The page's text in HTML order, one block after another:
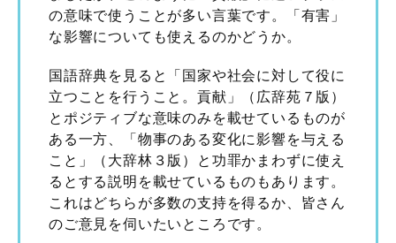
の意味で使うことが多い言葉です。「有害」
な影響についても使えるのかどうか。
国語辞典を見ると「国家や社会に対して役に
立つことを行うこと。貢献」（広辞苑７版）
とポジティブな意味のみを載せているものが
ある一方、「物事のある変化に影響を与える
こと」（大辞林３版）と功罪かまわずに使え
るとする説明を載せているものもあります。
これはどちらが多数の支持を得るか、皆さん
のご意見を伺いたいところです。